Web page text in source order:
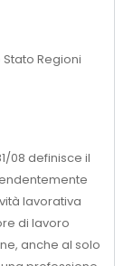
Stato Regioni
08 definisce il
lavorativa
di lavoro
anche al solo